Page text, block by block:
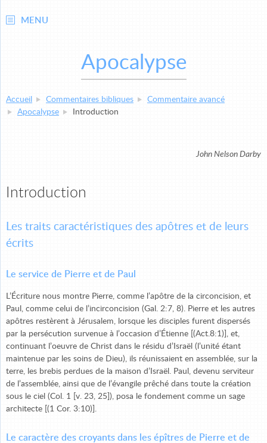
MENU
Apocalypse
Accueil Commentaires bibliques
Commentaire avancé
Apocalypse
Introduction
John Nelson Darby
Introduction
Les traits caractéristiques des apôtres et de leurs
écrits
Le service de Pierre et de Paul
L’Écriture nous montre Pierre, comme l’apôtre de la circoncision, et
Paul, comme celui de l’incirconcision (Gal. 2:7, 8). Pierre et les autres
apôtres restèrent à Jérusalem, lorsque les disciples furent dispersés
par la persécution survenue à l’occasion d’Étienne [(Act.8:1)], et,
continuant l’oeuvre de Christ dans le résidu d’Israël (l’unité étant
maintenue par les soins de Dieu), ils réunissaient en assemblée, sur la
terre, les brebis perdues de la maison d’Israël. Paul, devenu serviteur
de l’assemblée, ainsi que de l’évangile prêché dans toute la création
sous le ciel (Col. 1 [v. 23, 25]), posa le fondement comme un sage
architecte [(1 Cor. 3:10)].
Le caractère des croyants dans les épîtres de Pierre et de